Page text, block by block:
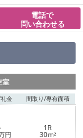
電話で
問い合わせる
室
礼金 間取り/専有面積
円
1R
30m²